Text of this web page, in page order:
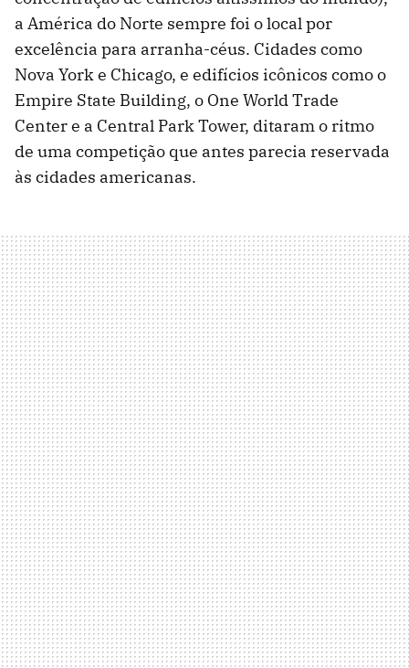
a América do Norte sempre foi o local por
excelência para arranha-céus. Cidades como
Nova York e Chicago, e edifícios icônicos como o
Empire State Building, o One World Trade
Center e a Central Park Tower, ditaram o ritmo
de uma competição que antes parecia reservada
às cidades americanas.